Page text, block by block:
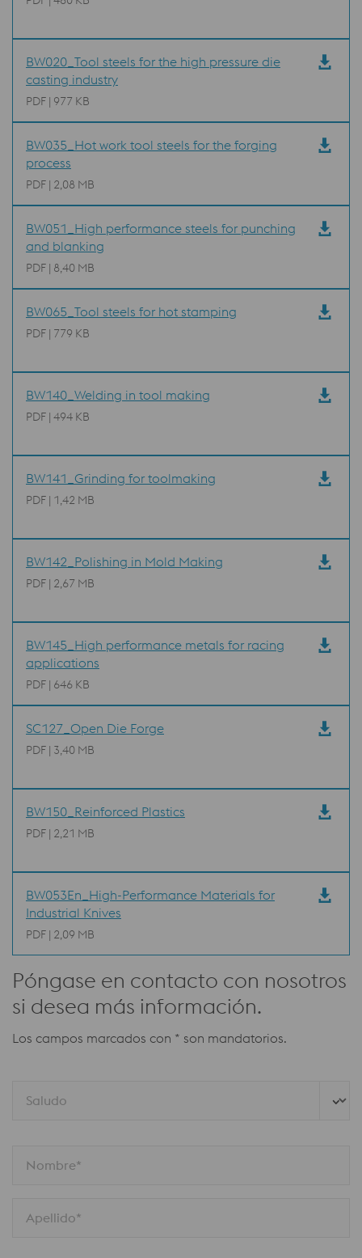
BW020_Tool steels for the high pressure die
casting industry
PDF | 977 KB
BW035_Hot work tool steels for the forging
process
PDF | 2,08 MB
BW051_High performance steels for punching
and blanking
PDF | 8,40 MB
BW065_Tool steels for hot stamping
PDF | 779 KB
BW140_Welding in tool making
PDF | 494 KB
BW141_Grinding for toolmaking
PDF | 1,42 MB
BW142_Polishing in Mold Making
PDF | 2,67 MB
BW145_High performance metals for racing
applications
PDF | 646 KB
SC127_Open Die Forge
PDF | 3,40 MB
BW150_Reinforced Plastics
PDF | 2,21 MB
BW053En_High-Performance Materials for
Industrial Knives
PDF | 2,09 MB
Póngase en contacto con nosotros
si desea más información.
Los campos marcados con * son mandatorios.
Saludo
Nombre*
Apellido*